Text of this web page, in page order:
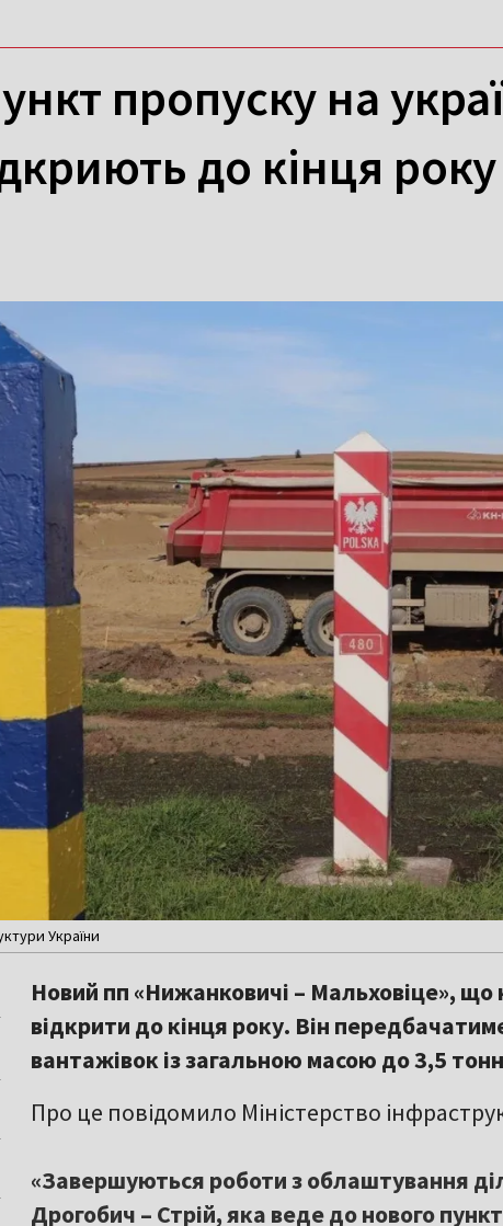
пропуску на
до кінця року
України
Новий пп «Нижанковичі – Мальховіце»,
відкрити до кінця року. Він
вантажівок із загальною масою до 3,5
Про це повідомило Міністерство
«Завершуються роботи з облаштування
Дрогобич – Стрій, яка веде до нового